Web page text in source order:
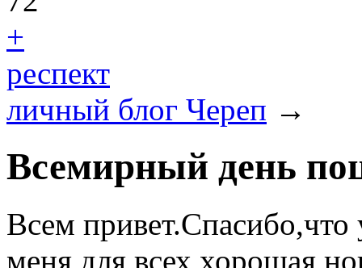
+
респект
личный блог Череп →
Всемирный день
Всем
меня для всех хорошая